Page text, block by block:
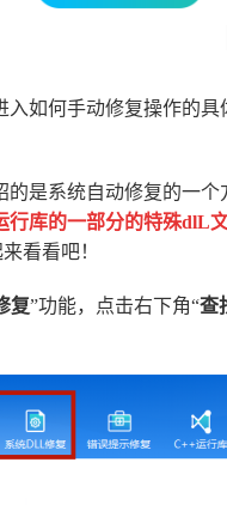
如何手动修复操作的
是系统自动修复的一个
库的一部分的特殊dlL
看看吧！
复”功能，点击右下角“查